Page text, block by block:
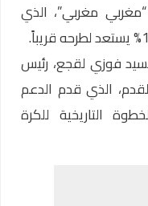
مغربي”، الذي
فوزي لقجع، رئيس
الذي قدم الدعم
التاريخية للكرة